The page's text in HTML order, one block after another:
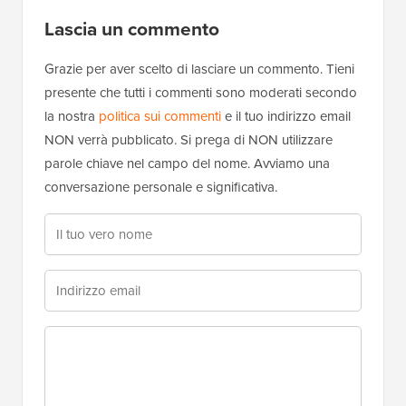
Lascia un commento
Grazie per aver scelto di lasciare un commento. Tieni
presente che tutti i commenti sono moderati secondo
la nostra politica sui commentie il tuo indirizzo email
NON verrà pubblicato. Si prega di NON utilizzare
parole chiave nel campo del nome. Avviamo una
conversazione personale e significativa.